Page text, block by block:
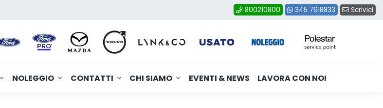
800210800 345 7618833 Scrivici
NOLEGGIO CONTATTI CHI SIAMO EVENTI & NEWS LAVORA CON NOI